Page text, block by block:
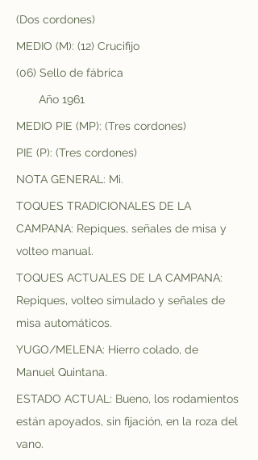
(Dos cordones)
MEDIO (M): (12) Crucifijo
(06) Sello de fábrica
       Año 1961
MEDIO PIE (MP): (Tres cordones)
PIE (P): (Tres cordones)
NOTA GENERAL: Mi.
TOQUES TRADICIONALES DE LA
CAMPANA: Repiques, señales de misa y
volteo manual.
TOQUES ACTUALES DE LA CAMPANA:
Repiques, volteo simulado y señales de
misa automáticos.
YUGO/MELENA: Hierro colado, de
Manuel Quintana.
ESTADO ACTUAL: Bueno, los rodamientos
están apoyados, sin fijación, en la roza del
vano.